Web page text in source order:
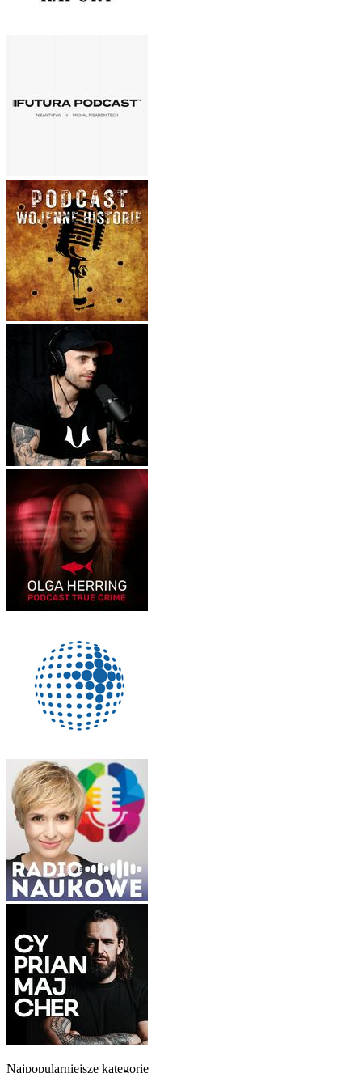
Najpopularniejsze kategorie